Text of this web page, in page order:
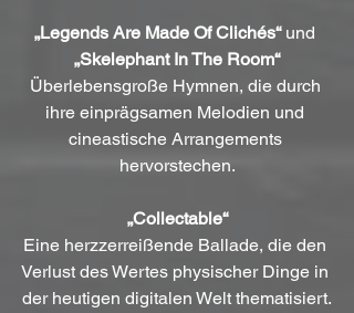
„Legends Are Made Of Clichés“ und
„Skelephant In The Room“
Überlebensgroße Hymnen, die durch
ihre einprägsamen Melodien und
cineastische Arrangements
hervorstechen.
„Collectable“
Eine herzzerreißende Ballade, die den
Verlust des Wertes physischer Dinge in
der heutigen digitalen Welt thematisiert.